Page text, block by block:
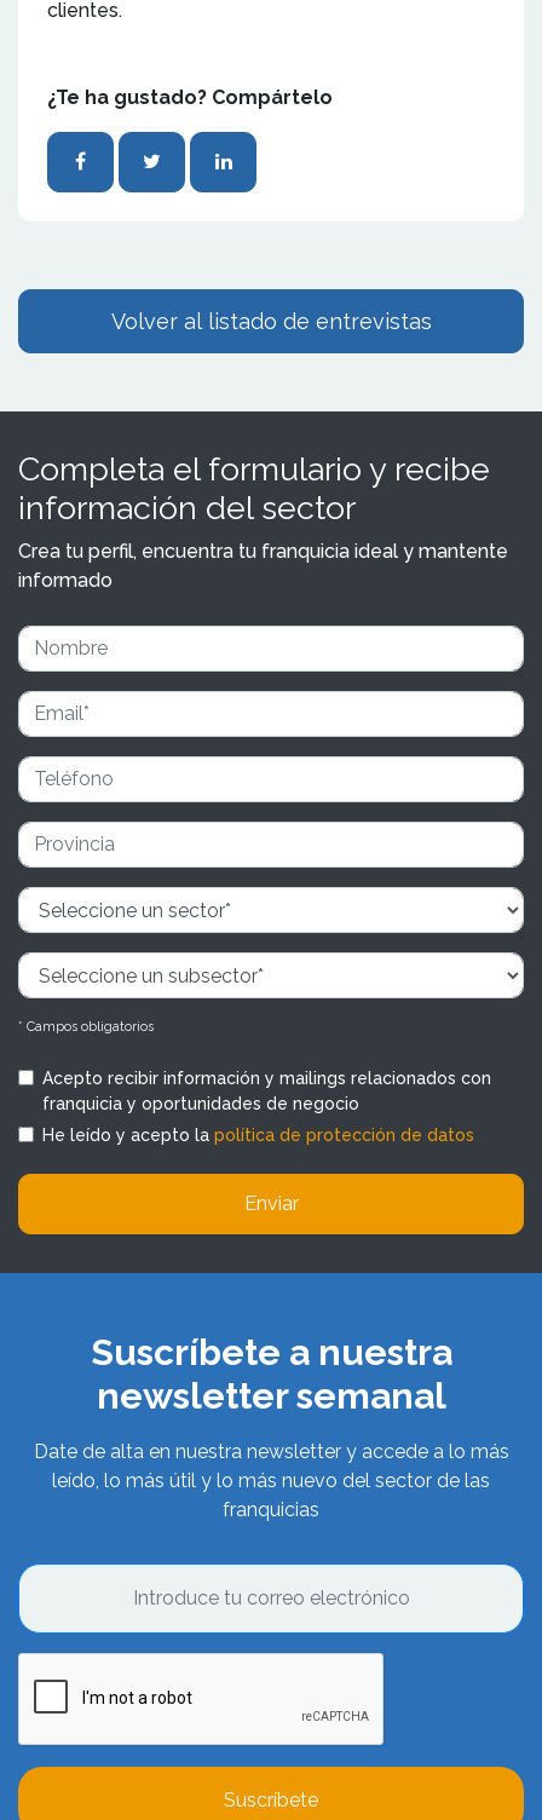
clientes.
¿Te ha gustado? Compártelo
Volver al listado de entrevistas
Completa el formulario y recibe
información del sector
Crea tu perfil, encuentra tu franquicia ideal y mantente
informado
* Campos obligatorios
Acepto recibir información y mailings relacionados con
franquicia y oportunidades de negocio
He leído y acepto la política de protección de datos
Enviar
Suscríbete a nuestra
newsletter semanal
Date de alta en nuestra newsletter y accede a lo más
leído, lo más útil y lo más nuevo del sector de las
franquicias
Suscríbete